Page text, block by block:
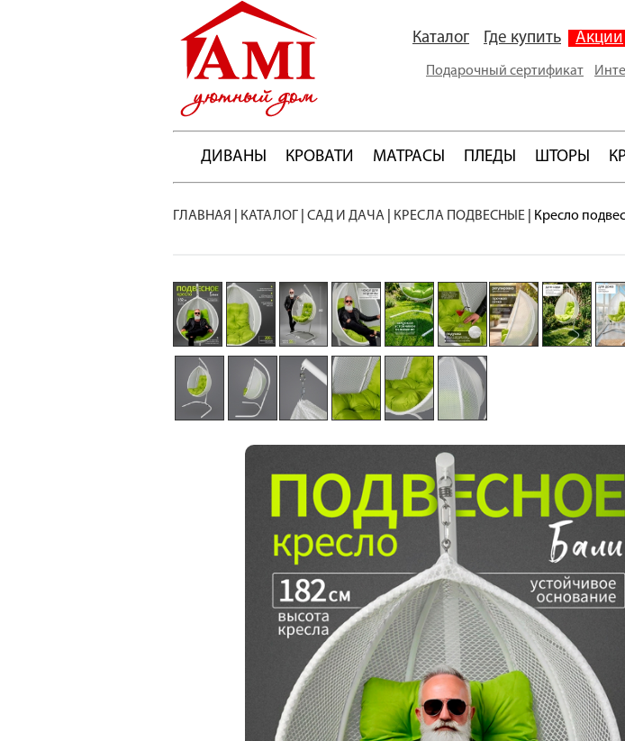
Каталог Где купить Акции
Подарочный сертификат
ДИВАНЫ КРОВАТИ МАТРАСЫ ПЛЕДЫ ШТОРЫ
ГЛАВНАЯ КАТАЛОГ САД И ДАЧА КРЕСЛА ПОДВЕСНЫЕ Кресло